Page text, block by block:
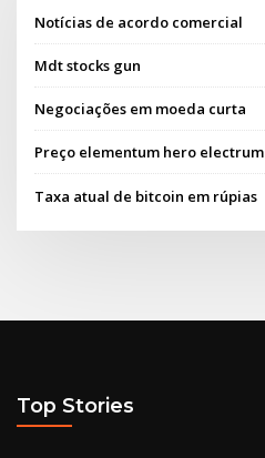
Notícias de acordo comercial
Mdt stocks gun
Negociações em moeda curta
Preço elementum hero electrum
Taxa atual de bitcoin em rúpias
Top Stories